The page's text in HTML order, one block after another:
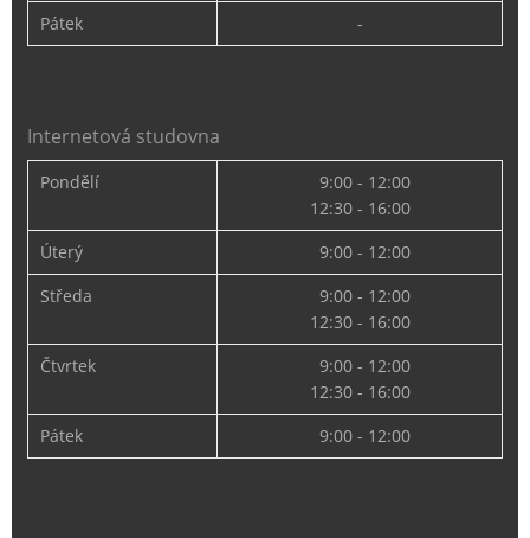
Pátek
-
Internetová studovna
Pondělí
9:00 - 12:00
12:30 - 16:00
Úterý
9:00 - 12:00
Středa
9:00 - 12:00
12:30 - 16:00
Čtvrtek
9:00 - 12:00
12:30 - 16:00
Pátek
9:00 - 12:00